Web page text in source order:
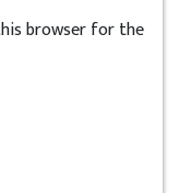
browser for the